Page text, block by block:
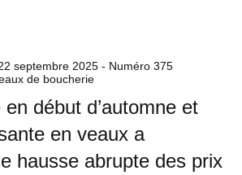
septembre 2025 - Numéro 375
de boucherie
début d’automne et
en veaux a
hausse abrupte des prix